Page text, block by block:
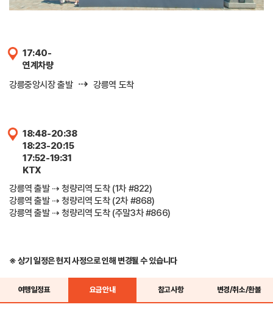
17:40-
연계차량
강릉중앙시장 출발 ⇢ 강릉역 도착
18:48-20:38
18:23-20:15
17:52-19:31
KTX
강릉역 출발 ⇢ 청량리역 도착 (1차 #822)
강릉역 출발 ⇢ 청량리역 도착 (2차 #868)
강릉역 출발 ⇢ 청량리역 도착 (주말3차 #866)
※ 상기 일정은 현지 사정으로 인해 변경될 수 있습니다
여행일정표 요금안내 참고사항 변경/취소/환불